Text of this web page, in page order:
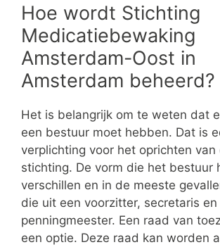
Hoe wordt Stichting
Medicatiebewaking
Amsterdam-Oost in
Amsterdam beheerd?
Het is belangrijk om te weten dat
een bestuur moet hebben. Dat is
verplichting voor het oprichten van
stichting. De vorm die het bestuur
verschillen en in de meeste
die uit een voorzitter, secretaris en
penningmeester. Een raad van
een optie. Deze raad kan worden